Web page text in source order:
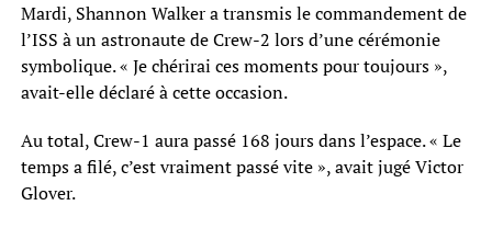
Mardi, Shannon Walker a transmis le commandement de
l’ISS à un astronaute de Crew-2 lors d’une cérémonie
symbolique. « Je chérirai ces moments pour toujours »,
avait-elle déclaré à cette occasion.
Au total, Crew-1 aura passé 168 jours dans l’espace. « Le
temps a filé, c’est vraiment passé vite », avait jugé Victor
Glover.